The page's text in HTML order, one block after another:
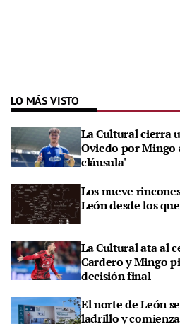
LO MÁS VISTO
La Cultural cierra
Oviedo por Mingo
cláusula'
Los nueve
León desde los
La Cultural ata al
Cardero y Mingo
decisión final
El norte de León
ladrillo y